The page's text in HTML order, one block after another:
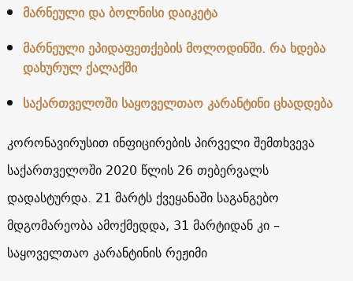
მარნეული და ბოლნისი დაიკეტა
მარნეული ეპიდაფეთქების მოლოდინში. რა ხდება
დახურულ ქალაქში
საქართველოში საყოველთაო კარანტინი ცხადდება
კორონავირუსით ინფიცირების პირველი შემთხვევა
საქართველოში 2020 წლის 26 თებერვალს
დადასტურდა. 21 მარტს ქვეყანაში საგანგებო
მდგომარეობა ამოქმედდა, 31 მარტიდან კი –
საყოველთაო კარანტინის რეჟიმი